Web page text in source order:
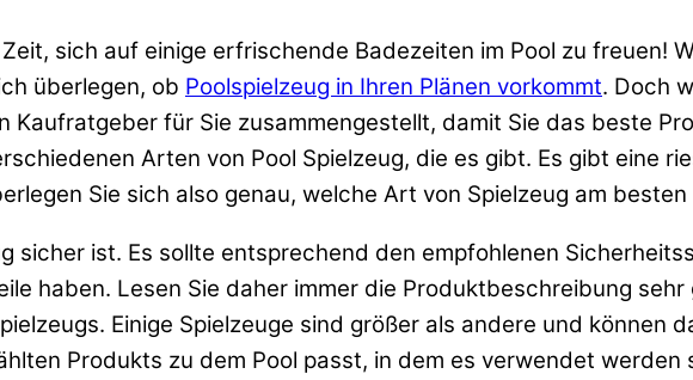
sich auf einige erfrischende Badezeiten im Pool zu freuen!
überlegen, ob Poolspielzeug in Ihren Plänen vorkommt. Doch
Kaufratgeber für Sie zusammengestellt, damit Sie das beste
Arten von Pool Spielzeug, die es gibt. Es gibt eine
Sie sich also genau, welche Art von Spielzeug am
sicher ist. Es sollte entsprechend den empfohlenen
haben. Lesen Sie daher immer die Produktbeschreibung
Einige Spielzeuge sind größer als andere und können
Produkts zu dem Pool passt, in dem es verwendet werden